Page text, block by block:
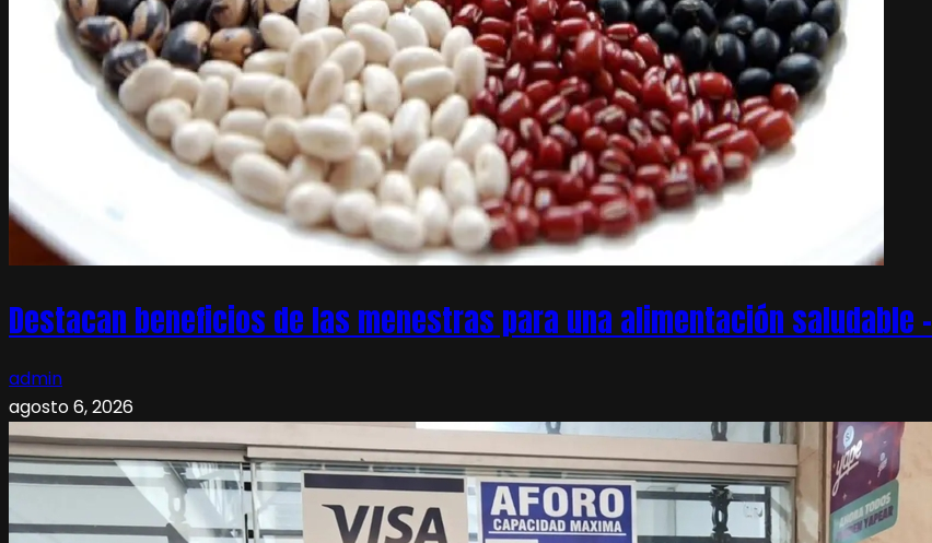
Destacan beneficios de las menestras para una alimentación saludable –
admin
agosto 6, 2026